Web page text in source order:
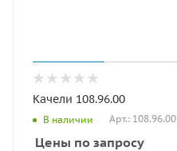
Качели 108.96.00
В наличии Арт.: 108.96.00
Цены по запросу